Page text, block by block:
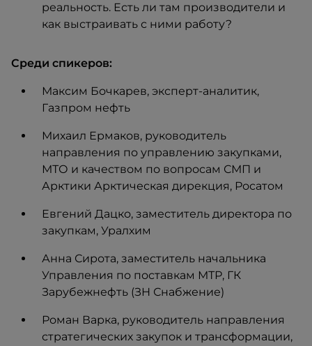
реальность. Есть ли там производители и
как выстраивать с ними работу?
Среди спикеров:
Максим Бочкарев, эксперт-аналитик,
Газпром нефть
Михаил Ермаков, руководитель
направления по управлению закупками,
МТО и качеством по вопросам СМП и
Арктики Арктическая дирекция, Росатом
Евгений Дацко, заместитель директора по
закупкам, Уралхим
Анна Сирота, заместитель начальника
Управления по поставкам МТР, ГК
Зарубежнефть (ЗН Снабжение)
Роман Варка, руководитель направления
стратегических закупок и трансформации,